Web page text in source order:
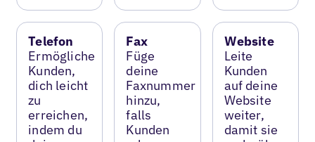
Telefon
Ermögliche
Kunden,
dich leicht
zu
erreichen,
indem du
Fax
Füge
deine
Faxnummer
hinzu,
falls
Kunden
Website
Leite
Kunden
auf deine
Website
weiter,
damit sie